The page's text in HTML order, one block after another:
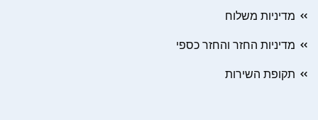
מדיניות משלוח
מדיניות החזר והחזר כספי
תקופת השירות